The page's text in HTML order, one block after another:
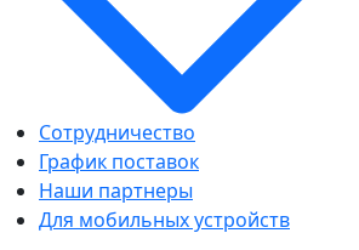
Сотрудничество
График поставок
Наши партнеры
Для мобильных устройств